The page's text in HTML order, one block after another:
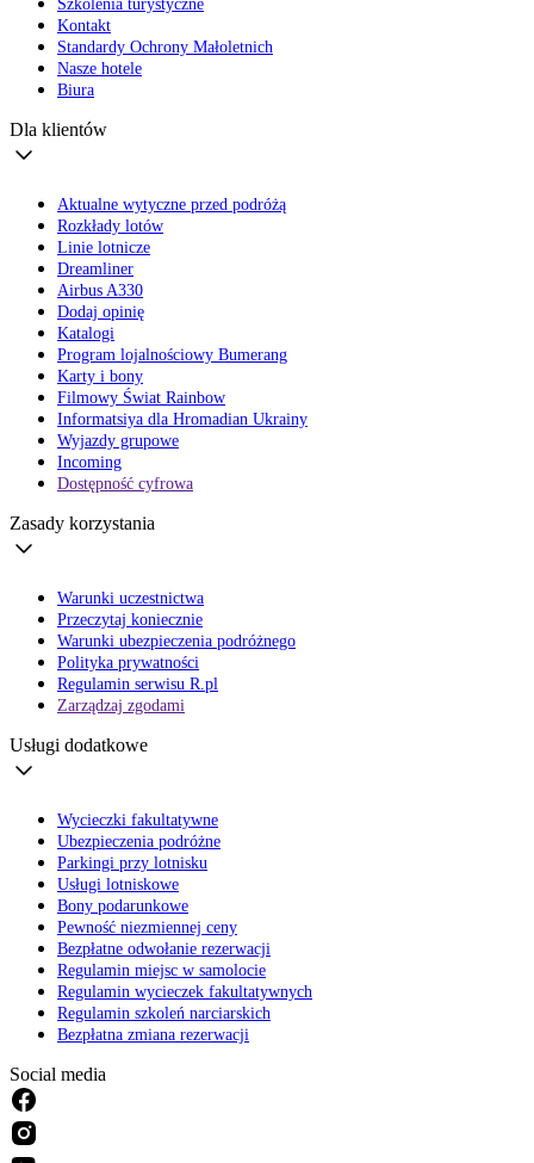
Szkolenia turystyczne
Kontakt
Standardy Ochrony Małoletnich
Nasze hotele
Biura
Dla klientów
Aktualne wytyczne przed podróżą
Rozkłady lotów
Linie lotnicze
Dreamliner
Airbus A330
Dodaj opinię
Katalogi
Program lojalnościowy Bumerang
Karty i bony
Filmowy Świat Rainbow
Informatsiya dla Hromadian Ukrainy
Wyjazdy grupowe
Incoming
Dostępność cyfrowa
Zasady korzystania
Warunki uczestnictwa
Przeczytaj koniecznie
Warunki ubezpieczenia podróżnego
Polityka prywatności
Regulamin serwisu R.pl
Zarządzaj zgodami
Usługi dodatkowe
Wycieczki fakultatywne
Ubezpieczenia podróżne
Parkingi przy lotnisku
Usługi lotniskowe
Bony podarunkowe
Pewność niezmiennej ceny
Bezpłatne odwołanie rezerwacji
Regulamin miejsc w samolocie
Regulamin wycieczek fakultatywnych
Regulamin szkoleń narciarskich
Bezpłatna zmiana rezerwacji
Social media